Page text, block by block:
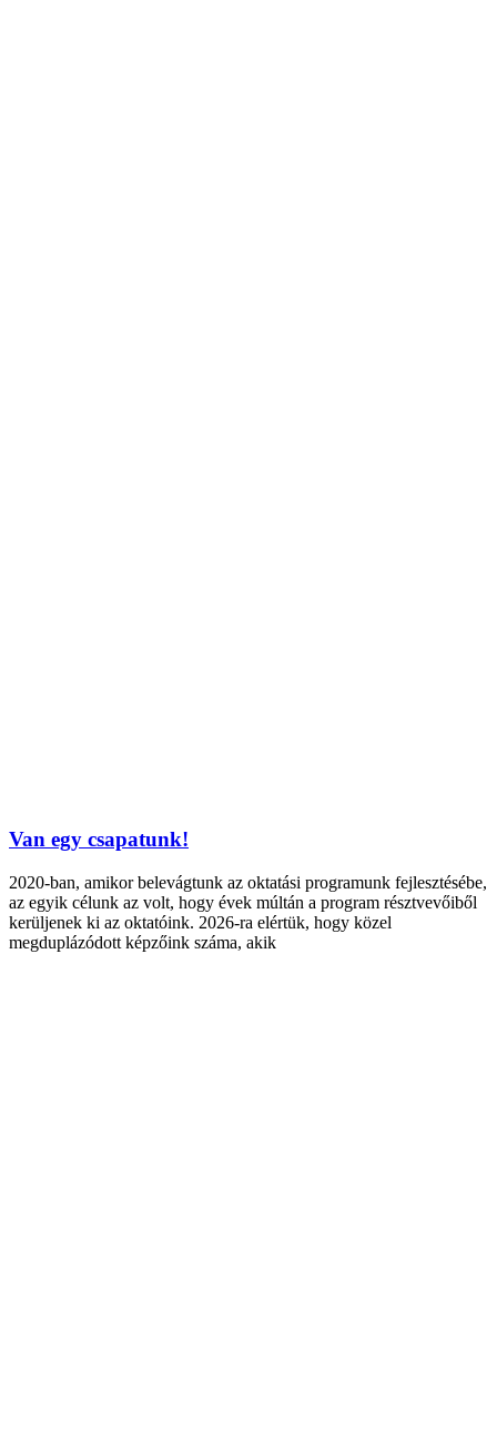
Van egy csapatunk!
2020-ban, amikor belevágtunk az oktatási programunk fejlesztésébe,
az egyik célunk az volt, hogy évek múltán a program résztvevőiből
kerüljenek ki az oktatóink. 2026-ra elértük, hogy közel
megduplázódott képzőink száma, akik